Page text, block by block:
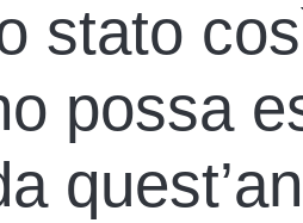
stato
possa